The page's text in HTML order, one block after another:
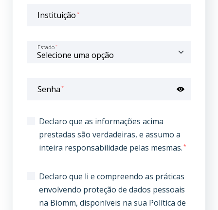
Instituição*
Estado*
Senha*
Declaro que as informações acima
prestadas são verdadeiras, e assumo a
inteira responsabilidade pelas mesmas.*
Declaro que li e compreendo as práticas
envolvendo proteção de dados pessoais
na Biomm, disponíveis na sua Política de